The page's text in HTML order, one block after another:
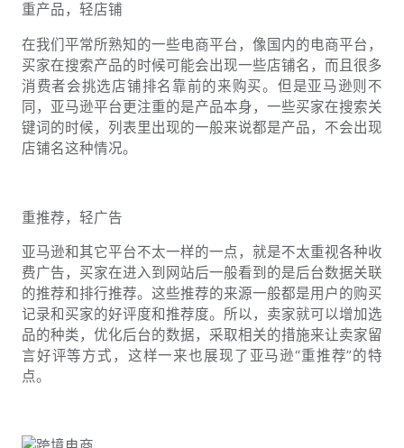
重产品，轻店铺
在我们平常所熟知的一些电商平台，像国内的电商平台，
买家在搜索产品的时候可能会出现一些店铺名，而且很多
消费者会挑选店铺排名靠前的来购买。但是亚马逊则不
同，亚马逊平台更注重的是产品本身，一些买家在搜索关
键词的时候，列表里出现的一般来说都是产品，不会出现
店铺名这种情况。
重推荐，轻广告
亚马逊和其它平台不太一样的一点，就是不太重视各种收
费广告，买家在进入到网站后一般看到的是后台数据关联
的推荐和排行推荐。这些推荐的来源一般都是用户的购买
记录和买家的好评度和推荐度。所以，卖家就可以增加选
品的种类，优化后台的数据，采取相关的措施来让卖家留
言好评等方式，这样一来也展现了亚马逊“重推荐”的特
点。